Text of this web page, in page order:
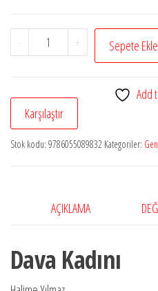
-
Dava
Kadını
+ Sepete Ekle
Add
Karşılaştır
Stok kodu: 9786055089832 Kategoriler:
AÇIKLAMA
Dava Kadını